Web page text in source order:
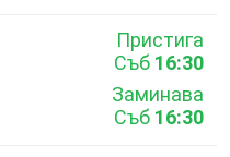
Пристига
Съб 16:30
Заминава
Съб 16:30